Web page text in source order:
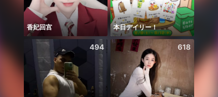
香妃回宫 本日デイリー！
494 618